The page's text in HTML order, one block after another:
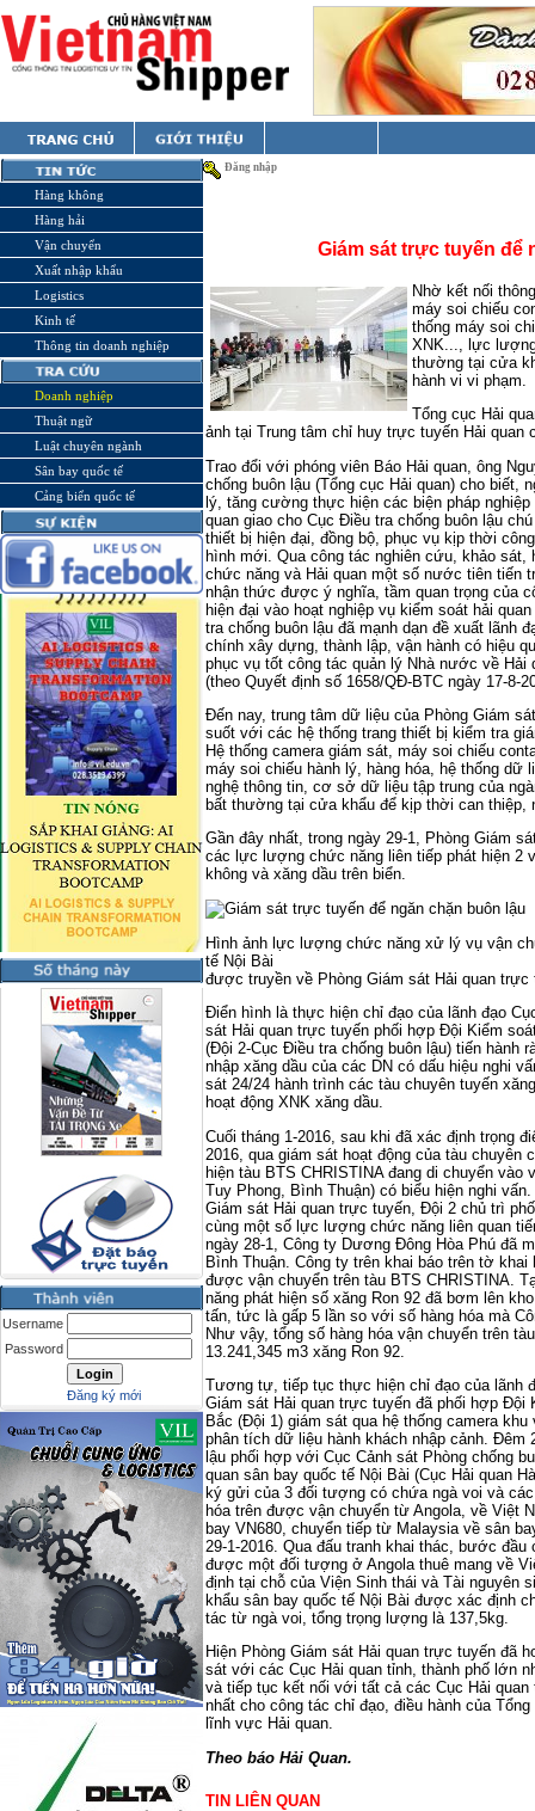
Hàng không
Hàng hải
Vận chuyển
Xuất nhập khẩu
Logistics
Kinh tế
Thông tin doanh nghiệp
Doanh nghiệp
Thuật ngữ
Luật chuyên ngành
Sân bay quốc tế
Cảng biển quốc tế
Username
Password
Đăng ký mới
Đăng nhập
Giám sát trực tuyến để
Nhờ kết nối
máy soi chiếu
thống máy soi
XNK..., lực
thường tại cửa
hành vi vi phạm.
Tổng cục Hải
ảnh tại Trung tâm chỉ huy trực tuyến Hải quan
Trao đổi với phóng viên Báo Hải quan, ông
chống buôn lậu (Tổng cục Hải quan) cho biết,
lý, tăng cường thực hiện các biện pháp
quan giao cho Cục Điều tra chống buôn lậu
thiết bị hiện đại, đồng bộ, phục vụ kịp thời
hình mới. Qua công tác nghiên cứu, khảo
chức năng và Hải quan một số nước tiên tiến
nhận thức được ý nghĩa, tầm quan trọng của
hiện đại vào hoạt nghiệp vụ kiểm soát hải
tra chống buôn lậu đã mạnh dạn đề xuất lãnh
chính xây dựng, thành lập, vận hành có hiệu
phục vụ tốt công tác quản lý Nhà nước về Hải
(theo Quyết định số 1658/QĐ-BTC ngày 17-8-
Đến nay, trung tâm dữ liệu của Phòng Giám
suốt với các hệ thống trang thiết bị kiểm tra
Hệ thống camera giám sát, máy soi chiếu
máy soi chiếu hành lý, hàng hóa, hệ thống dữ
nghệ thông tin, cơ sở dữ liệu tập trung của
bất thường tại cửa khẩu để kịp thời can thiệp,
Gần đây nhất, trong ngày 29-1, Phòng Giám
các lực lượng chức năng liên tiếp phát hiện 2
không và xăng dầu trên biển.
Hình ảnh lực lượng chức năng xử lý vụ vận
tế Nội Bài
được truyền về Phòng Giám sát Hải quan trực
Điển hình là thực hiện chỉ đạo của lãnh đạo
sát Hải quan trực tuyến phối hợp Đội Kiểm
(Đội 2-Cục Điều tra chống buôn lậu) tiến hành
nhập xăng dầu của các DN có dấu hiệu nghi
sát 24/24 hành trình các tàu chuyên tuyến
hoạt động XNK xăng dầu.
Cuối tháng 1-2016, sau khi đã xác định trọng
2016, qua giám sát hoạt động của tàu
hiện tàu BTS CHRISTINA đang di chuyển vào
Tuy Phong, Bình Thuận) có biểu hiện nghi
Giám sát Hải quan trực tuyến, Đội 2 chủ trì
cùng một số lực lượng chức năng liên quan
ngày 28-1, Công ty Dương Đông Hòa Phú đã
Bình Thuận. Công ty trên khai báo trên tờ khai
được vận chuyển trên tàu BTS CHRISTINA.
năng phát hiện số xăng Ron 92 đã bơm lên
tấn, tức là gấp 5 lần so với số hàng hóa mà
Như vậy, tổng số hàng hóa vận chuyển trên
13.241,345 m3 xăng Ron 92.
Tương tự, tiếp tục thực hiện chỉ đạo của lãnh
Giám sát Hải quan trực tuyến đã phối hợp Đội
Bắc (Đội 1) giám sát qua hệ thống camera
phân tích dữ liệu hành khách nhập cảnh.
lậu phối hợp với Cục Cảnh sát Phòng chống
quan sân bay quốc tế Nội Bài (Cục Hải quan
ký gửi của 3 đối tượng có chứa ngà voi và
hóa trên được vận chuyển từ Angola, về Việt
bay VN680, chuyển tiếp từ Malaysia về sân
29-1-2016. Qua đấu tranh khai thác, bước
được một đối tượng ở Angola thuê mang về
định tại chỗ của Viện Sinh thái và Tài nguyên
khẩu sân bay quốc tế Nội Bài được xác định
tác từ ngà voi, tổng trọng lượng là 137,5kg.
Hiện Phòng Giám sát Hải quan trực tuyến đã
sát với các Cục Hải quan tỉnh, thành phố lớn
và tiếp tục kết nối với tất cả các Cục Hải
nhất cho công tác chỉ đạo, điều hành của
lĩnh vực Hải quan.
Theo báo Hải Quan.
TIN LIÊN QUAN